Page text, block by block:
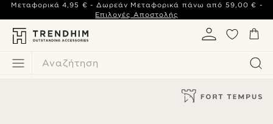
Αναζήτηση
Μεταφορικά 4,95 € - Δωρεάν Μεταφορικά πάνω από 59,00 € -
Επιλογές Αποστολής